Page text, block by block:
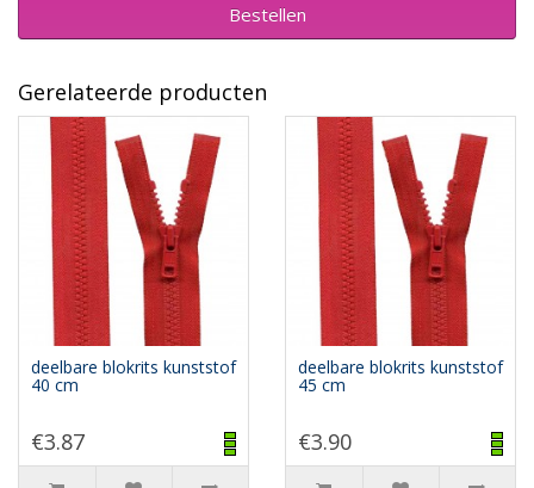
Bestellen
Gerelateerde producten
deelbare blokrits kunststof
40 cm
€3.87
deelbare blokrits kunststof
45 cm
€3.90